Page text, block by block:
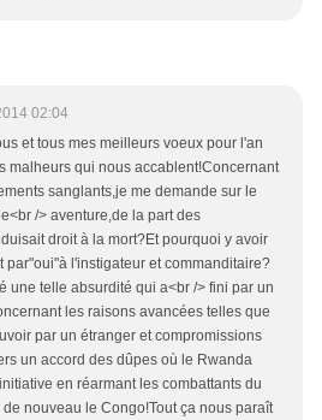
02:04
et tous mes meilleurs voeux pour l'an
malheurs qui nous accablent!Concernant
sanglants,je me demande sur le
/> aventure,de la part des
droit à la mort?Et pourquoi y avoir
par"oui"à l'instigateur et commanditaire?
une telle absurdité qui a<br /> fini par un
les raisons avancées telles que
par un étranger et compromissions
un accord des dûpes où le Rwanda
en réarmant les combattants du
nouveau le Congo!Tout ça nous paraît